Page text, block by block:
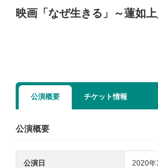
映画「なぜ生きる」～蓮如
公演概要 チケット情報
公演概要
公演日 2020年